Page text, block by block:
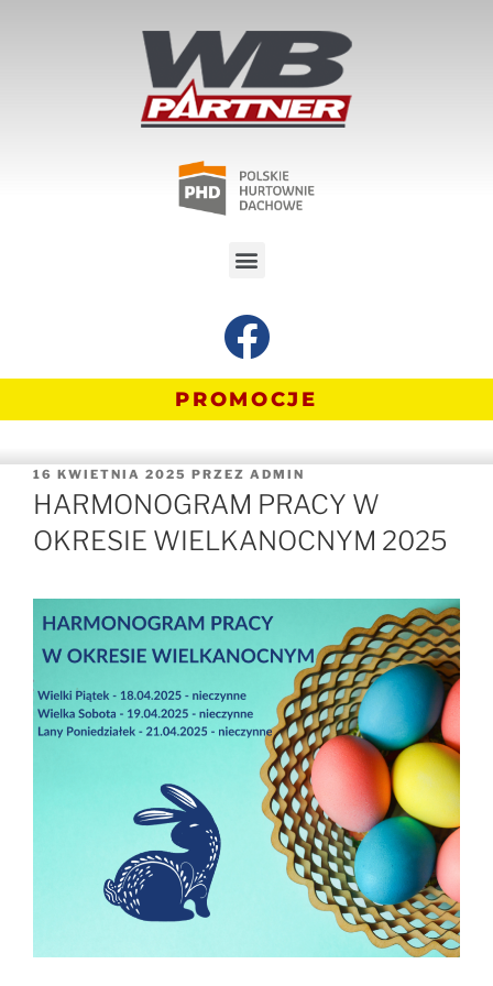
PROMOCJE
16 KWIETNIA 2025 PRZEZ ADMIN
HARMONOGRAM PRACY W
OKRESIE WIELKANOCNYM 2025